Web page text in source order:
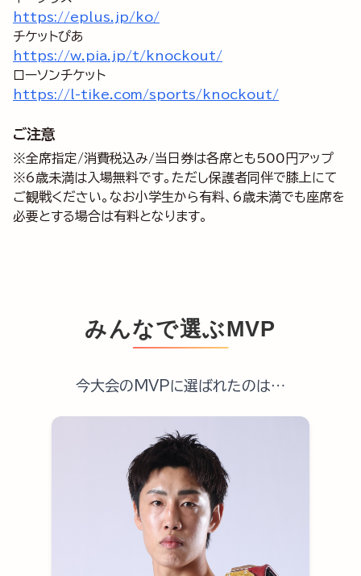
https://eplus.jp/ko/
https://w.pia.jp/t/knockout/
https://l-tike.com/sports/knockout/
ご注意
※全席指定/消費税込み/当日券は各席とも500円アップ
※6歳未満は入場無料です。ただし保護者同伴で膝上にて
ご観戦ください。なお小学生から有料、6歳未満でも座席を
必要とする場合は有料となります。
みんなで選ぶMVP
今大会のMVPに選ばれたのは…